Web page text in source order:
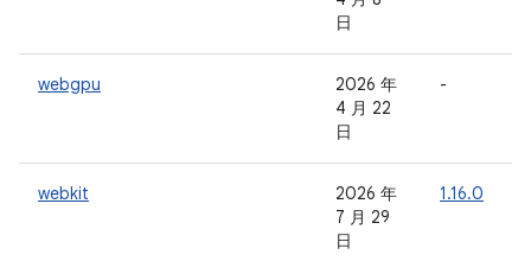
日
webgpu
2026 年
4 月 22
日
-
webkit
2026 年
7 月 29
日
1.16.0